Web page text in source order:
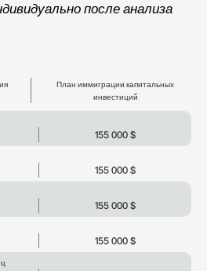
после анализа
План иммиграции капитальных
инвестиций
155 000 $
155 000 $
155 000 $
155 000 $